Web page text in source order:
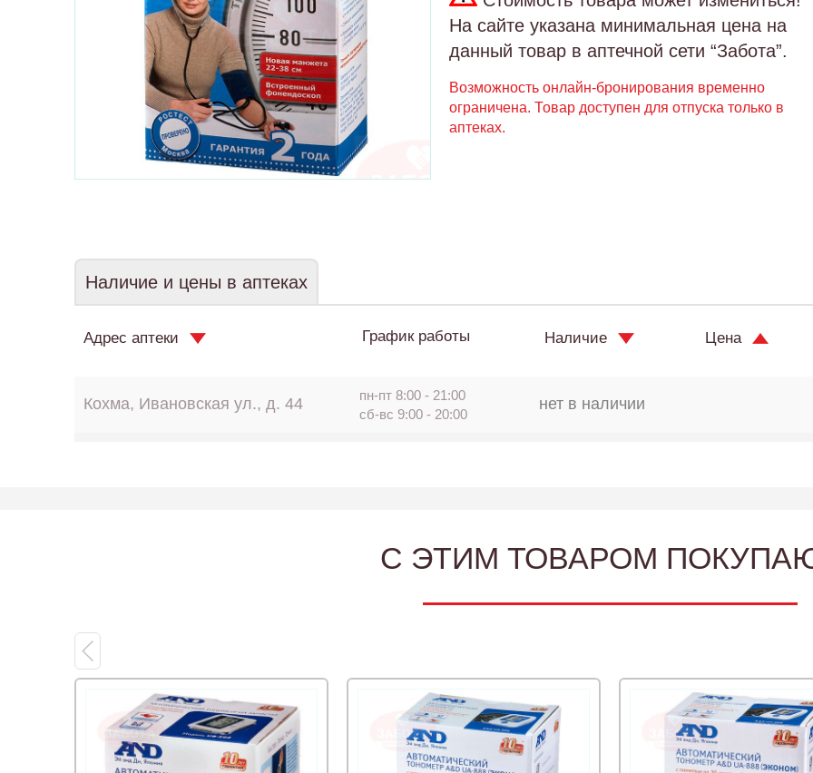
На сайте указана минимальная цена на
данный товар в аптечной сети “Забота”.
Возможность онлайн-бронирования временно
ограничена. Товар доступен для отпуска только в
аптеках.
Наличие и цены в аптеках
Адрес аптеки График работы Наличие Цена
Кохма, Ивановская ул., д. 44
пн-пт 8:00 - 21:00
сб-вс 9:00 - 20:00
нет в наличии
C ЭТИМ ТОВАРОМ